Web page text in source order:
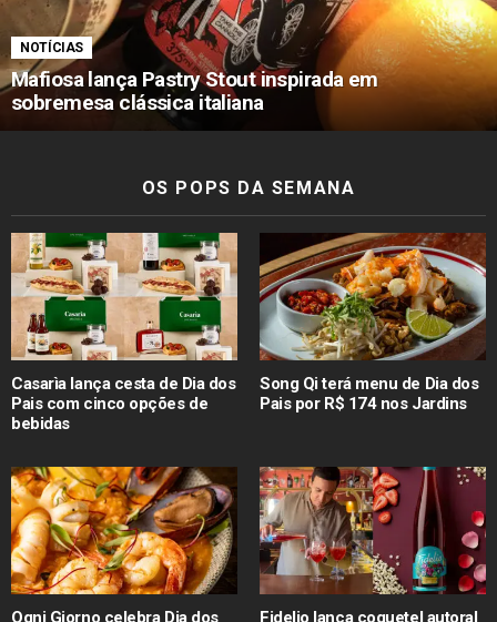
NOTÍCIAS
Mafiosa lança Pastry Stout inspirada em
sobremesa clássica italiana
OS POPS DA SEMANA
Casarìa lança cesta de Dia dos
Pais com cinco opções de
bebidas
Song Qi terá menu de Dia dos
Pais por R$ 174 nos Jardins
Ogni Giorno celebra Dia dos
Fidelio lança coquetel autoral